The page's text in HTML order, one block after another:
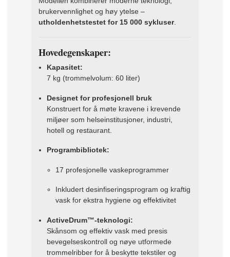
brukervennlighet og høy ytelse –
utholdenhetstestet for 15 000 sykluser.
Hovedegenskaper:
Kapasitet:
7 kg (trommelvolum: 60 liter)
Designet for profesjonell bruk
Konstruert for å møte kravene i krevende
miljøer som helseinstitusjoner, industri,
hotell og restaurant.
Programbibliotek:
17 profesjonelle vaskeprogrammer
Inkludert desinfiseringsprogram og kraftig
vask for ekstra hygiene og effektivitet
ActiveDrum™-teknologi:
Skånsom og effektiv vask med presis
bevegelseskontroll og nøye utformede
trommelribber for å beskytte tekstiler og